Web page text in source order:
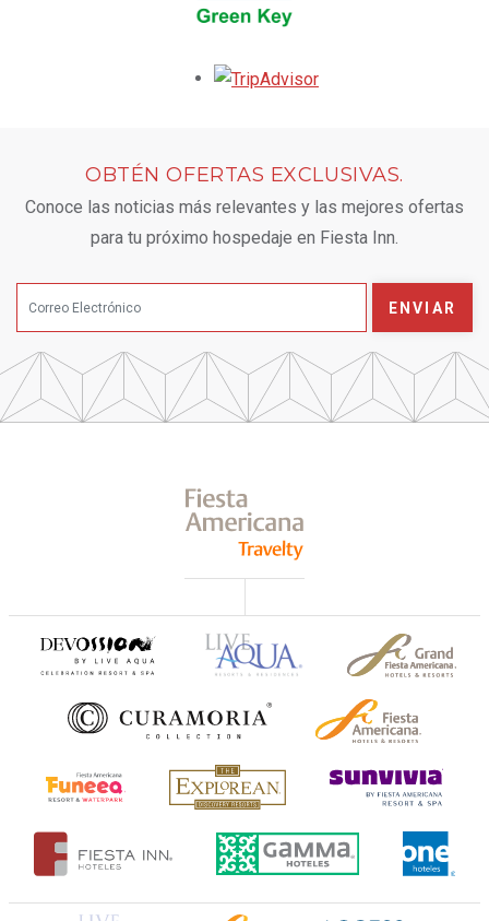
OBTÉN OFERTAS EXCLUSIVAS.
Conoce las noticias más relevantes y las mejores ofertas
para tu próximo hospedaje en Fiesta Inn.
ENVIAR